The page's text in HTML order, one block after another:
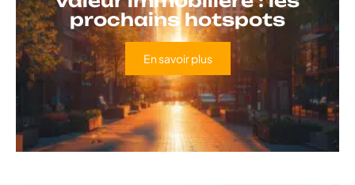
prochains hotspots
En savoir plus